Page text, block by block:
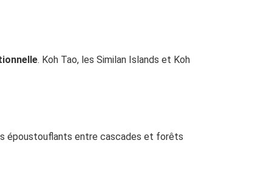
. Koh Tao, les Similan Islands et Koh
époustouflants entre cascades et forêts